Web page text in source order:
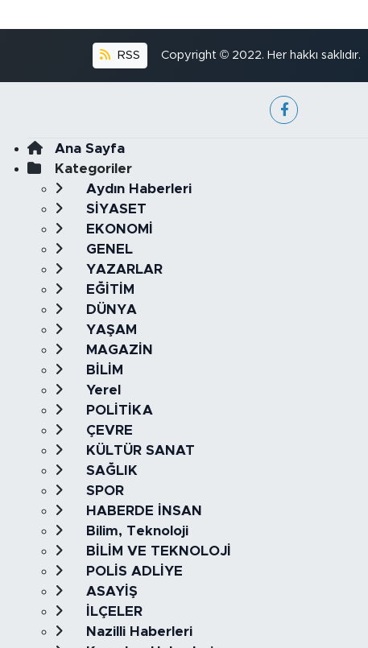
RSS Copyright © 2022. Her hakkı saklıdır.
Ana Sayfa
Kategoriler
Aydın Haberleri
SİYASET
EKONOMİ
GENEL
YAZARLAR
EĞİTİM
DÜNYA
YAŞAM
MAGAZİN
BİLİM
Yerel
POLİTİKA
ÇEVRE
KÜLTÜR SANAT
SAĞLIK
SPOR
HABERDE İNSAN
Bilim, Teknoloji
BİLİM VE TEKNOLOJİ
POLİS ADLİYE
ASAYİŞ
İLÇELER
Nazilli Haberleri